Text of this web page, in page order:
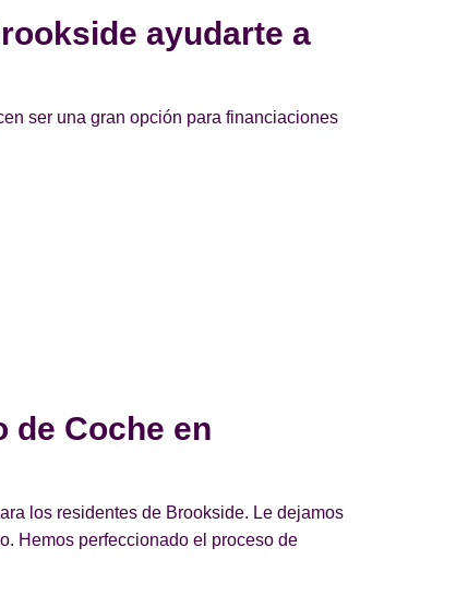
ayudarte a
ser una gran opción para financiaciones
de Coche en
los residentes de Brookside. Le dejamos
Hemos perfeccionado el proceso de